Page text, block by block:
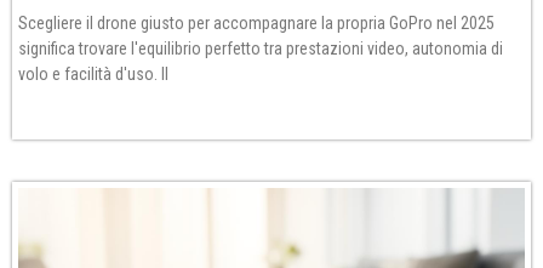
Scegliere il drone giusto per accompagnare la propria GoPro nel 2025
significa trovare l'equilibrio perfetto tra prestazioni video, autonomia di
volo e facilità d'uso. Il